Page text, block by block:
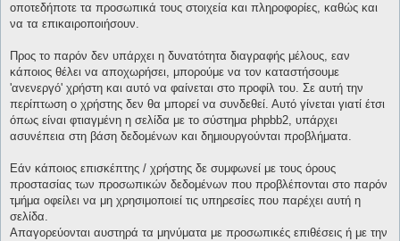
οποτεδήποτε τα προσωπικά τους στοιχεία και πληροφορίες, καθώς και
να τα επικαιροποιήσουν.
Προς το παρόν δεν υπάρχει η δυνατότητα διαγραφής μέλους, εαν
κάποιος θέλει να αποχωρήσει, μπορούμε να τον καταστήσουμε
'ανενεργό' χρήστη και αυτό να φαίνεται στο προφίλ του. Σε αυτή την
περίπτωση ο χρήστης δεν θα μπορεί να συνδεθεί. Αυτό γίνεται γιατί έτσι
όπως είναι φτιαγμένη η σελίδα με το σύστημα phpbb2, υπάρχει
ασυνέπεια στη βάση δεδομένων και δημιουργούνται προβλήματα.
Εάν κάποιος επισκέπτης / χρήστης δε συμφωνεί με τους όρους
προστασίας των προσωπικών δεδομένων που προβλέπονται στο παρόν
τμήμα οφείλει να μη χρησιμοποιεί τις υπηρεσίες που παρέχει αυτή η
σελίδα.
Απαγορεύονται αυστηρά τα μηνύματα με προσωπικές επιθέσεις ή με την